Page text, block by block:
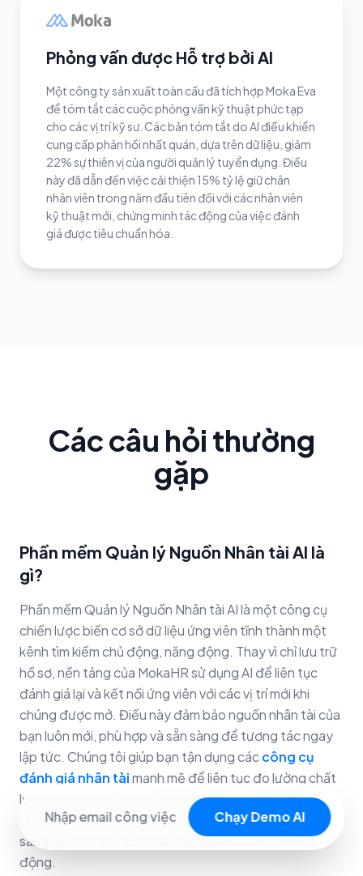
Phỏng vấn được Hỗ trợ bởi AI
Một công ty sản xuất toàn cầu đã tích hợp Moka Eva
để tóm tắt các cuộc phỏng vấn kỹ thuật phức tạp
cho các vị trí kỹ sư. Các bản tóm tắt do AI điều khiển
cung cấp phản hồi nhất quán, dựa trên dữ liệu, giảm
22% sự thiên vị của người quản lý tuyển dụng. Điều
này đã dẫn đến việc cải thiện 15% tỷ lệ giữ chân
nhân viên trong năm đầu tiên đối với các nhân viên
kỹ thuật mới, chứng minh tác động của việc đánh
giá được tiêu chuẩn hóa.
Các câu hỏi thường
gặp
Phần mềm Quản lý Nguồn Nhân tài AI là
gì?
Phần mềm Quản lý Nguồn Nhân tài AI là một công cụ
chiến lược biến cơ sở dữ liệu ứng viên tĩnh thành một
kênh tìm kiếm chủ động, năng động. Thay vì chỉ lưu trữ
hồ sơ, nền tảng của MokaHR sử dụng AI để liên tục
đánh giá lại và kết nối ứng viên với các vị trí mới khi
chúng được mở. Điều này đảm bảo nguồn nhân tài của
bạn luôn mới, phù hợp và sẵn sàng để tương tác ngay
lập tức. Chúng tôi giúp bạn tận dụng cáccông cụ
đánh giá nhân tàimạnh mẽ để liên tục đo lường chất
lượng của hệ thống nhân tài của bạn. Cuối cùng, nó
chuyển đổi tổ chức của bạn từ tuyển dụng bị động
sang mô hình thu hút nhân tài chiến lược, luôn hoạt
động.
Chạy Demo AI